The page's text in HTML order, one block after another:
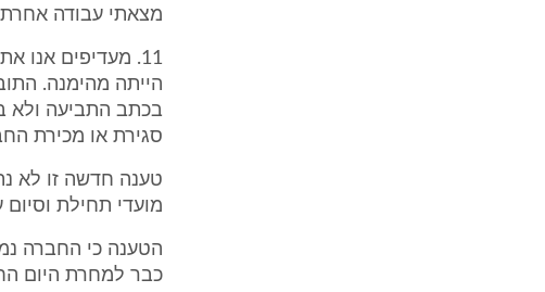
מצאתי עבודה
11. מעדיפים
הייתה מהימנה.
בכתב התביעה ולא
סגירת או מכירת
טענה חדשה זו לא
מועדי תחילת וסיום
הטענה כי החברה
כבר למחרת היום